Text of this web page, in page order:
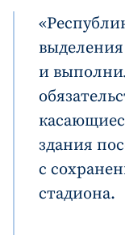
и
здания
с
стадиона.